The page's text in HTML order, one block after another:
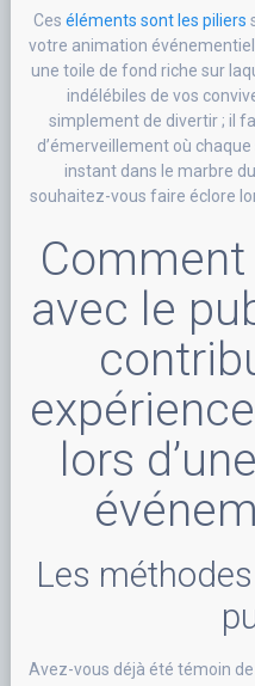
Ceséléments sont les piliers
votre animation
une toile de fond riche sur
indélébiles de vos
simplement de divertir ; il
d’émerveillement où
instant dans le marbre
souhaitez-vous faire éclore
Comment
avec le
lors
Les
Avez-vous déjà été témoin